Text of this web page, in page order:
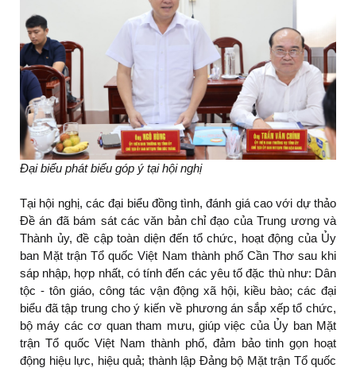
Đại biểu phát biểu góp ý tại hội nghị
Tại hội nghị, các đại biểu đồng tình, đánh giá cao với dự thảo
Đề án đã bám sát các văn bản chỉ đạo của Trung ương và
Thành ủy, đề cập toàn diện đến tổ chức, hoạt động của Ủy
ban Mặt trận Tổ quốc Việt Nam thành phố Cần Thơ sau khi
sáp nhập, hợp nhất, có tính đến các yêu tố đặc thù như: Dân
tộc - tôn giáo, công tác vận động xã hội, kiều bào; các đại
biểu đã tập trung cho ý kiến về phương án sắp xếp tổ chức,
bộ máy các cơ quan tham mưu, giúp việc của Ủy ban Mặt
trận Tổ quốc Việt Nam thành phố, đảm bảo tinh gọn hoạt
động hiệu lực, hiệu quả; thành lập Đảng bộ Mặt trận Tổ quốc